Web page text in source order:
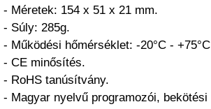
- Méretek: 154 x 51 x 21 mm.
- Súly: 285g.
- Működési hőmérséklet: -20°C -
- CE minősítés.
- RoHS tanúsítvány.
- Magyar nyelvű programozói,